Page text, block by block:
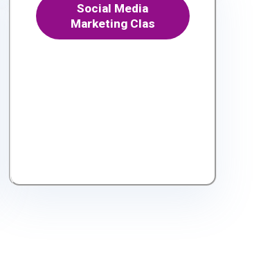
Social Media
Marketing Clas